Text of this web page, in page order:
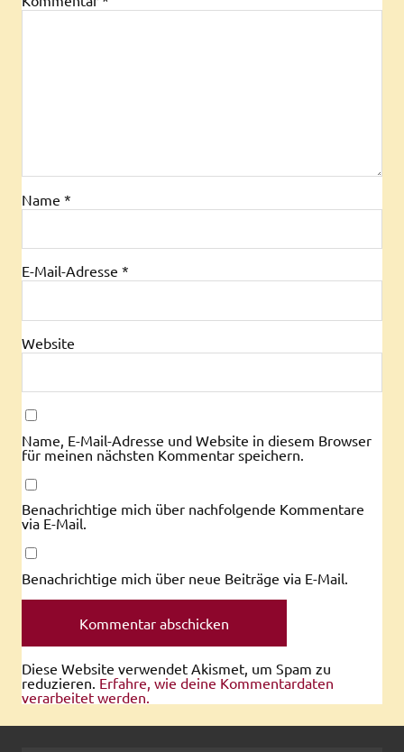
Name *
E-Mail-Adresse *
Website
Name, E-Mail-Adresse und Website in diesem Browser
für meinen nächsten Kommentar speichern.
Benachrichtige mich über nachfolgende Kommentare
via E-Mail.
Benachrichtige mich über neue Beiträge via E-Mail.
Diese Website verwendet Akismet, um Spam zu
reduzieren. Erfahre, wie deine Kommentardaten
verarbeitet werden.